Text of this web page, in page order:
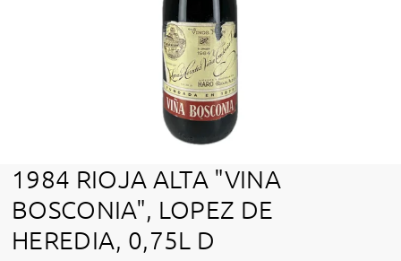
1984 RIOJA ALTA "VINA
BOSCONIA", LOPEZ DE
HEREDIA, 0,75L D